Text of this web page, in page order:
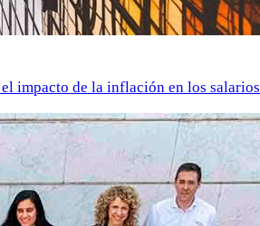
impacto de la inflación en los salarios